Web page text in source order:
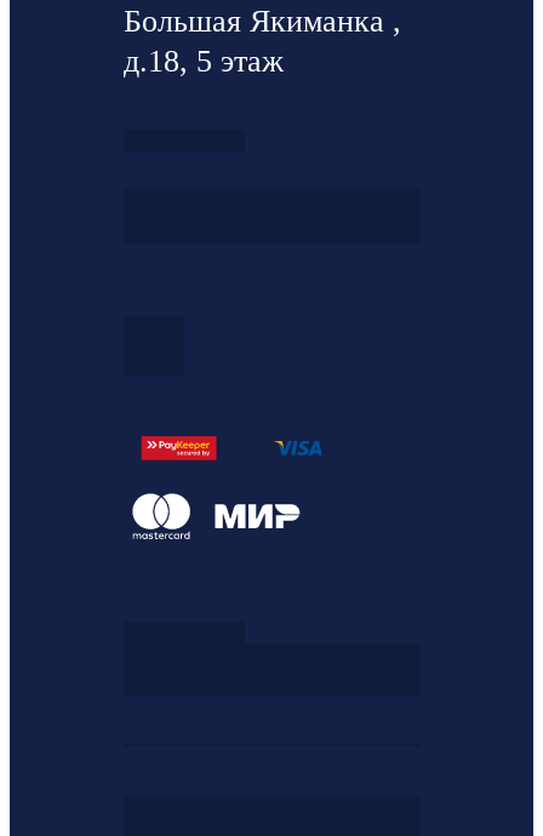
Большая Якиманка ,
д.18, 5 этаж